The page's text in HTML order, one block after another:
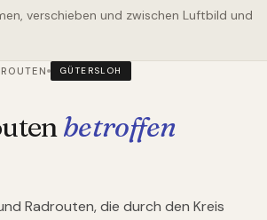
verschieben und zwischen Luftbild und
GÜTERSLOH
betroffen
Radrouten, die durch den Kreis